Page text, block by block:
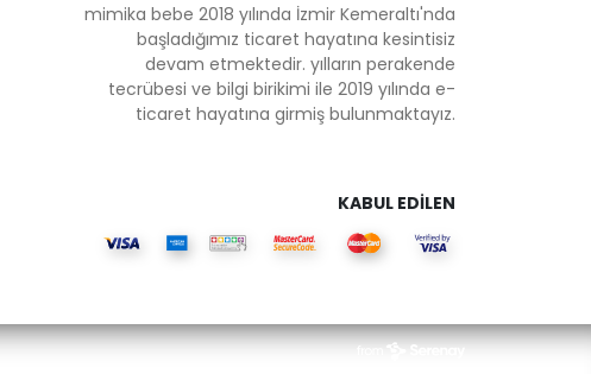
mimika bebe 2018 yılında İzmir Kemeraltı'nda
başladığımız ticaret hayatına kesintisiz
devam etmektedir. yılların perakende
tecrübesi ve bilgi birikimi ile 2019 yılında e-
ticaret hayatına girmiş bulunmaktayız.
KABUL EDİLEN